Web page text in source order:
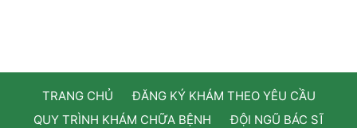
TRANG CHỦ
ĐĂNG KÝ KHÁM THEO YÊU CẦU
QUY TRÌNH KHÁM CHỮA BỆNH
ĐỘI NGŨ BÁC SĨ